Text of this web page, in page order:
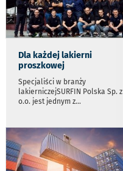
Dla każdej lakierni
proszkowej
Specjaliści w branży
lakierniczejSURFIN Polska Sp. z
o.o. jest jednym z...